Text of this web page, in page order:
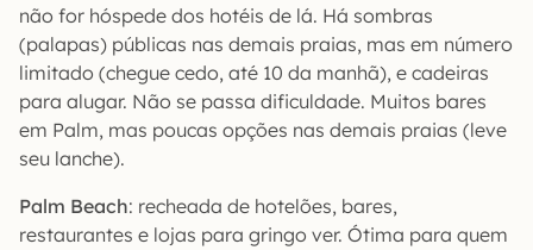
não for hóspede dos hotéis de lá. Há sombras
(palapas) públicas nas demais praias, mas em número
limitado (chegue cedo, até 10 da manhã), e cadeiras
para alugar. Não se passa dificuldade. Muitos bares
em Palm, mas poucas opções nas demais praias (leve
seu lanche).
Palm Beach: recheada de hotelões, bares,
restaurantes e lojas para gringo ver. Ótima para quem